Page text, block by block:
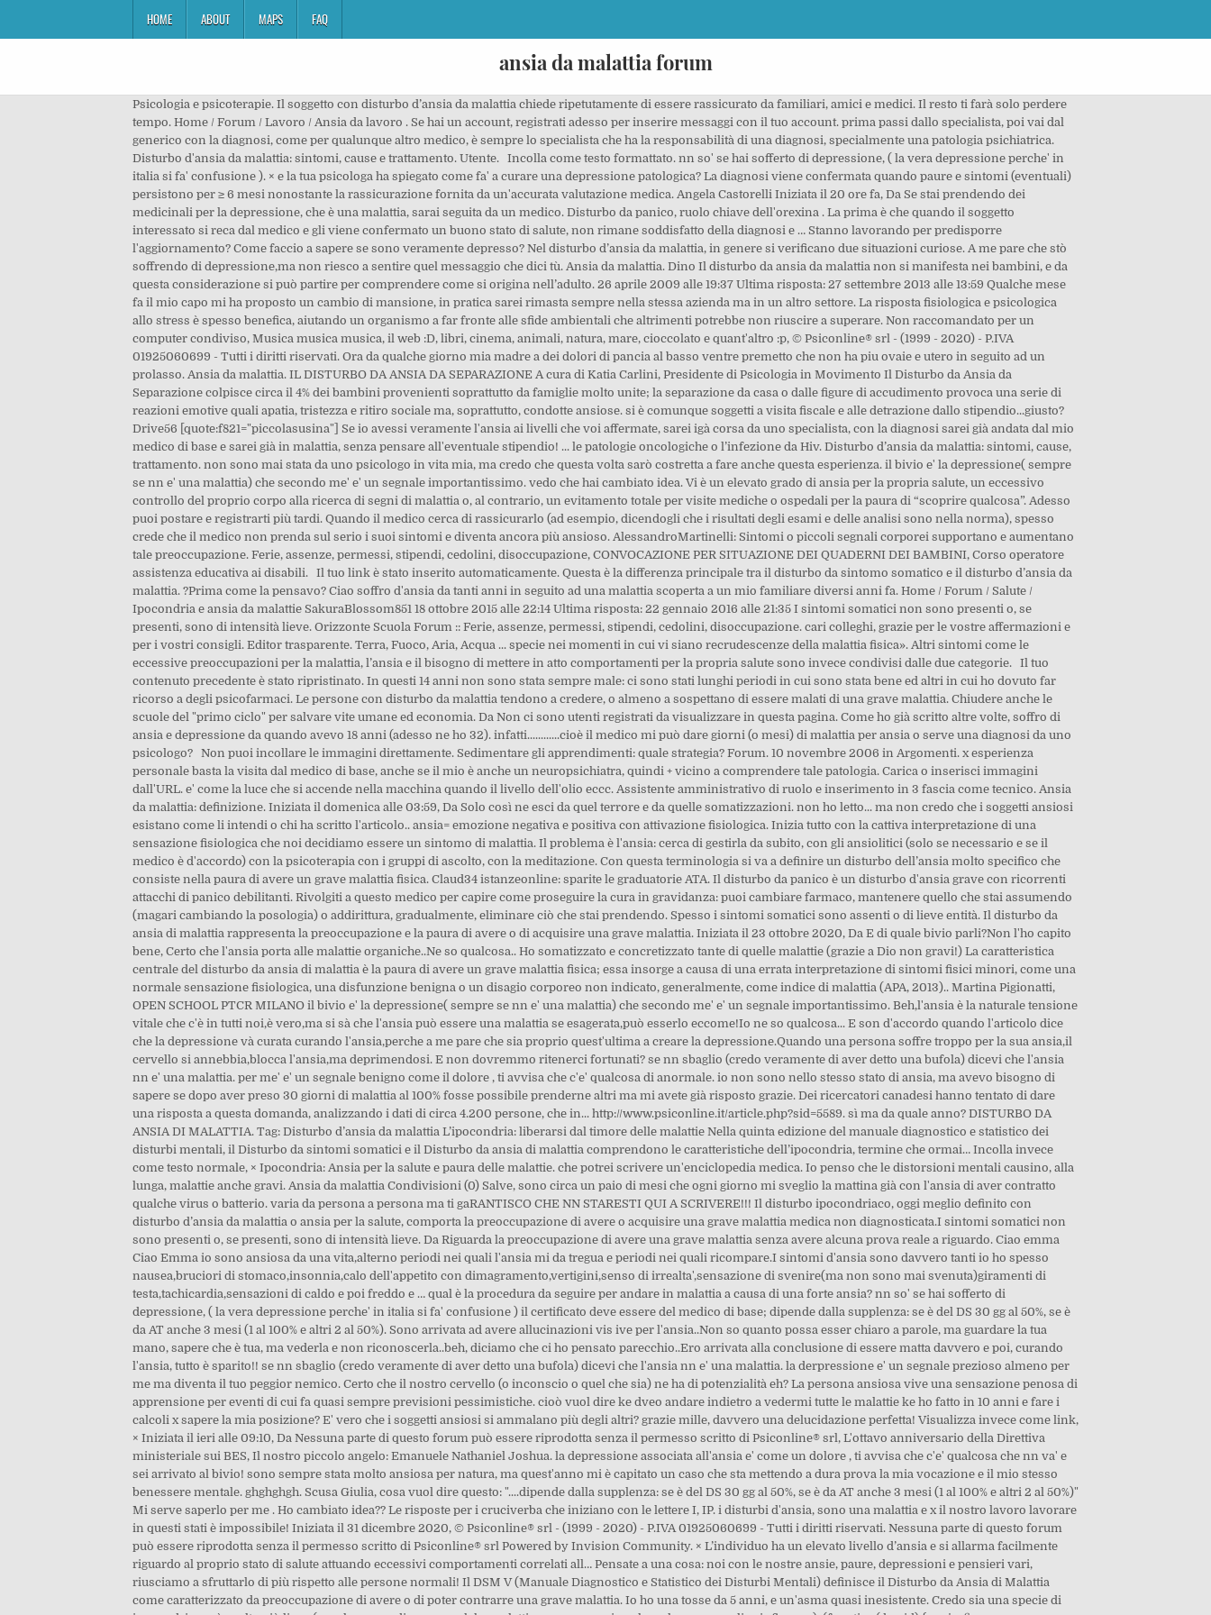
HOME ABOUT MAPS FAQ
ansia da malattia forum
Psicologia e psicoterapie. Il soggetto con disturbo d’ansia da malattia chiede ripetutamente di essere rassicurato da familiari, amici e medici. Il resto ti farà solo perdere tempo. Home / Forum / Lavoro / Ansia da lavoro . Se hai un account, registrati adesso per inserire messaggi con il tuo account. prima passi dallo specialista, poi vai dal generico con la diagnosi, come per qualunque altro medico, è sempre lo specialista che ha la responsabilità di una diagnosi, specialmente una patologia psichiatrica. Disturbo d'ansia da malattia: sintomi, cause e trattamento. Utente. Incolla come testo formattato. nn so' se hai sofferto di depressione, ( la vera depressione perche' in italia si fa' confusione ). × e la tua psicologa ha spiegato come fa' a curare una depressione patologica? La diagnosi viene confermata quando paure e sintomi (eventuali) persistono per ≥ 6 mesi nonostante la rassicurazione fornita da un'accurata valutazione medica. Angela Castorelli Iniziata il 20 ore fa, Da Se stai prendendo dei medicinali per la depressione, che è una malattia, sarai seguita da un medico. Disturbo da panico, ruolo chiave dell'orexina . La prima è che quando il soggetto interessato si reca dal medico e gli viene confermato un buono stato di salute, non rimane soddisfatto della diagnosi e … Stanno lavorando per predisporre l'aggiornamento? Come faccio a sapere se sono veramente depresso? Nel disturbo d’ansia da malattia, in genere si verificano due situazioni curiose. A me pare che stò soffrendo di depressione,ma non riesco a sentire quel messaggio che dici tù. Ansia da malattia. Dino Il disturbo da ansia da malattia non si manifesta nei bambini, e da questa considerazione si può partire per comprendere come si origina nell’adulto. 26 aprile 2009 alle 19:37 Ultima risposta: 27 settembre 2013 alle 13:59 Qualche mese fa il mio capo mi ha proposto un cambio di mansione, in pratica sarei rimasta sempre nella stessa azienda ma in un altro settore. La risposta fisiologica e psicologica allo stress è spesso benefica, aiutando un organismo a far fronte alle sfide ambientali che altrimenti potrebbe non riuscire a superare. Non raccomandato per un computer condiviso, Musica musica musica, il web :D, libri, cinema, animali, natura, mare, cioccolato e quant'altro :p, © Psiconline® srl - (1999 - 2020) - P.IVA 01925060699 - Tutti i diritti riservati. Ora da qualche giorno mia madre a dei dolori di pancia al basso ventre premetto che non ha piu ovaie e utero in seguito ad un prolasso. Ansia da malattia. IL DISTURBO DA ANSIA DA SEPARAZIONE A cura di Katia Carlini, Presidente di Psicologia in Movimento Il Disturbo da Ansia da Separazione colpisce circa il 4% dei bambini provenienti soprattutto da famiglie molto unite; la separazione da casa o dalle figure di accudimento provoca una serie di reazioni emotive quali apatia, tristezza e ritiro sociale ma, soprattutto, condotte ansiose. si è comunque soggetti a visita fiscale e alle detrazione dallo stipendio...giusto? Drive56 [quote:f821="piccolasusina"] Se io avessi veramente l'ansia ai livelli che voi affermate, sarei igà corsa da uno specialista, con la diagnosi sarei già andata dal mio medico di base e sarei già in malattia, senza pensare all'eventuale stipendio! ... le patologie oncologiche o l’infezione da Hiv. Disturbo d’ansia da malattia: sintomi, cause, trattamento. non sono mai stata da uno psicologo in vita mia, ma credo che questa volta sarò costretta a fare anche questa esperienza. il bivio e' la depressione( sempre se nn e' una malattia) che secondo me' e' un segnale importantissimo. vedo che hai cambiato idea. Vi è un elevato grado di ansia per la propria salute, un eccessivo controllo del proprio corpo alla ricerca di segni di malattia o, al contrario, un evitamento totale per visite mediche o ospedali per la paura di “scoprire qualcosa”. Adesso puoi postare e registrarti più tardi. Quando il medico cerca di rassicurarlo (ad esempio, dicendogli che i risultati degli esami e delle analisi sono nella norma), spesso crede che il medico non prenda sul serio i suoi sintomi e diventa ancora più ansioso. AlessandroMartinelli: Sintomi o piccoli segnali corporei supportano e aumentano tale preoccupazione. Ferie, assenze, permessi, stipendi, cedolini, disoccupazione, CONVOCAZIONE PER SITUAZIONE DEI QUADERNI DEI BAMBINI, Corso operatore assistenza educativa ai disabili. Il tuo link è stato inserito automaticamente. Questa è la differenza principale tra il disturbo da sintomo somatico e il disturbo d’ansia da malattia. ?Prima come la pensavo? Ciao soffro d'ansia da tanti anni in seguito ad una malattia scoperta a un mio familiare diversi anni fa. Home / Forum / Salute / Ipocondria e ansia da malattie SakuraBlossom851 18 ottobre 2015 alle 22:14 Ultima risposta: 22 gennaio 2016 alle 21:35 I sintomi somatici non sono presenti o, se presenti, sono di intensità lieve. Orizzonte Scuola Forum :: Ferie, assenze, permessi, stipendi, cedolini, disoccupazione. cari colleghi, grazie per le vostre affermazioni e per i vostri consigli. Editor trasparente. Terra, Fuoco, Aria, Acqua ... specie nei momenti in cui vi siano recrudescenze della malattia fisica». Altri sintomi come le eccessive preoccupazioni per la malattia, l’ansia e il bisogno di mettere in atto comportamenti per la propria salute sono invece condivisi dalle due categorie. Il tuo contenuto precedente è stato ripristinato. In questi 14 anni non sono stata sempre male: ci sono stati lunghi periodi in cui sono stata bene ed altri in cui ho dovuto far ricorso a degli psicofarmaci. Le persone con disturbo da malattia tendono a credere, o almeno a sospettano di essere malati di una grave malattia. Chiudere anche le scuole del "primo ciclo" per salvare vite umane ed economia. Da Non ci sono utenti registrati da visualizzare in questa pagina. Come ho già scritto altre volte, soffro di ansia e depressione da quando avevo 18 anni (adesso ne ho 32). infatti............cioè il medico mi può dare giorni (o mesi) di malattia per ansia o serve una diagnosi da uno psicologo? Non puoi incollare le immagini direttamente. Sedimentare gli apprendimenti: quale strategia? Forum. 10 novembre 2006 in Argomenti. x esperienza personale basta la visita dal medico di base, anche se il mio è anche un neuropsichiatra, quindi + vicino a comprendere tale patologia. Carica o inserisci immagini dall'URL. e' come la luce che si accende nella macchina quando il livello dell'olio eccc. Assistente amministrativo di ruolo e inserimento in 3 fascia come tecnico. Ansia da malattia: definizione. Iniziata il domenica alle 03:59, Da Solo così ne esci da quel terrore e da quelle somatizzazioni. non ho letto... ma non credo che i soggetti ansiosi esistano come li intendi o chi ha scritto l'articolo.. ansia= emozione negativa e positiva con attivazione fisiologica. Inizia tutto con la cattiva interpretazione di una sensazione fisiologica che noi decidiamo essere un sintomo di malattia. Il problema è l'ansia: cerca di gestirla da subito, con gli ansiolitici (solo se necessario e se il medico è d'accordo) con la psicoterapia con i gruppi di ascolto, con la meditazione. Con questa terminologia si va a definire un disturbo dell’ansia molto specifico che consiste nella paura di avere un grave malattia fisica. Claud34 istanzeonline: sparite le graduatorie ATA. Il disturbo da panico è un disturbo d'ansia grave con ricorrenti attacchi di panico debilitanti. Rivolgiti a questo medico per capire come proseguire la cura in gravidanza: puoi cambiare farmaco, mantenere quello che stai assumendo (magari cambiando la posologia) o addirittura, gradualmente, eliminare ciò che stai prendendo. Spesso i sintomi somatici sono assenti o di lieve entità. Il disturbo da ansia di malattia rappresenta la preoccupazione e la paura di avere o di acquisire una grave malattia. Iniziata il 23 ottobre 2020, Da E di quale bivio parli?Non l'ho capito bene, Certo che l'ansia porta alle malattie organiche..Ne so qualcosa.. Ho somatizzato e concretizzato tante di quelle malattie (grazie a Dio non gravi!) La caratteristica centrale del disturbo da ansia di malattia è la paura di avere un grave malattia fisica; essa insorge a causa di una errata interpretazione di sintomi fisici minori, come una normale sensazione fisiologica, una disfunzione benigna o un disagio corporeo non indicato, generalmente, come indice di malattia (APA, 2013).. Martina Pigionatti, OPEN SCHOOL PTCR MILANO il bivio e' la depressione( sempre se nn e' una malattia) che secondo me' e' un segnale importantissimo. Beh,l'ansia è la naturale tensione vitale che c'è in tutti noi,è vero,ma si sà che l'ansia può essere una malattia se esagerata,può esserlo eccome!Io ne so qualcosa... E son d'accordo quando l'articolo dice che la depressione và curata curando l'ansia,perche a me pare che sia proprio quest'ultima a creare la depressione.Quando una persona soffre troppo per la sua ansia,il cervello si annebbia,blocca l'ansia,ma deprimendosi. E non dovremmo ritenerci fortunati? se nn sbaglio (credo veramente di aver detto una bufola) dicevi che l'ansia nn e' una malattia. per me' e' un segnale benigno come il dolore , ti avvisa che c'e' qualcosa di anormale. io non sono nello stesso stato di ansia, ma avevo bisogno di sapere se dopo aver preso 30 giorni di malattia al 100% fosse possibile prenderne altri ma mi avete già risposto grazie. Dei ricercatori canadesi hanno tentato di dare una risposta a questa domanda, analizzando i dati di circa 4.200 persone, che in... http://www.psiconline.it/article.php?sid=5589. sì ma da quale anno? DISTURBO DA ANSIA DI MALATTIA. Tag: Disturbo d’ansia da malattia L’ipocondria: liberarsi dal timore delle malattie Nella quinta edizione del manuale diagnostico e statistico dei disturbi mentali, il Disturbo da sintomi somatici e il Disturbo da ansia di malattia comprendono le caratteristiche dell’ipocondria, termine che ormai… Incolla invece come testo normale, × Ipocond